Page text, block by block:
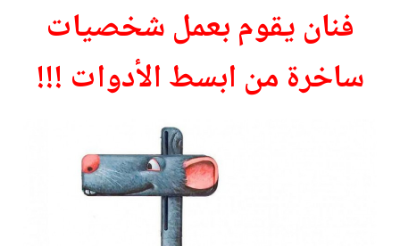
فنان يقوم بعمل شخصيات
ساخرة من ابسط الأدوات !!!